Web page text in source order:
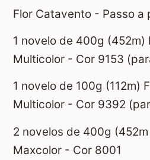
Flor Catavento - Passo a
1 novelo de 400g (452m)
Multicolor - Cor 9153
1 novelo de 100g (112m)
Multicolor - Cor 9392
2 novelos de 400g
Maxcolor - Cor 8001